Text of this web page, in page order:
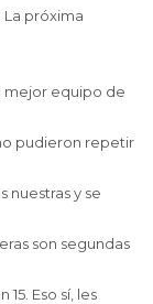
próxima
mejor equipo de
pudieron repetir
nuestras y se
son segundas
Eso sí, les